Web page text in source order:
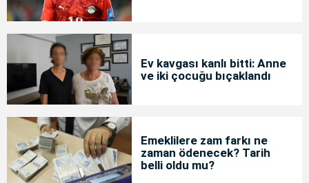
Ev kavgası kanlı bitti: Anne
ve iki çocuğu bıçaklandı
Emeklilere zam farkı ne
zaman ödenecek? Tarih
belli oldu mu?